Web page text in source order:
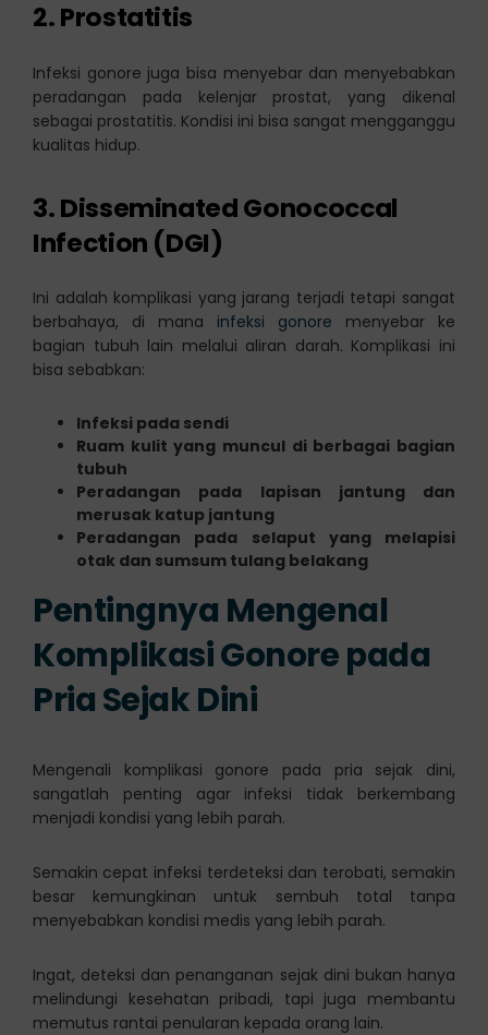
2. Prostatitis
Infeksi gonore juga bisa menyebar dan menyebabkan
peradangan pada kelenjar prostat, yang dikenal
sebagai prostatitis. Kondisi ini bisa sangat mengganggu
kualitas hidup.
3. Disseminated Gonococcal
Infection (DGI)
Ini adalah komplikasi yang jarang terjadi tetapi sangat
berbahaya, di mana infeksi gonore menyebar ke
bagian tubuh lain melalui aliran darah. Komplikasi ini
bisa sebabkan:
Infeksi pada sendi
Ruam kulit yang muncul di berbagai bagian
tubuh
Peradangan pada lapisan jantung dan
merusak katup jantung
Peradangan pada selaput yang melapisi
otak dan sumsum tulang belakang
Pentingnya Mengenal
Komplikasi Gonore pada
Pria Sejak Dini
Mengenali komplikasi gonore pada pria sejak dini,
sangatlah penting agar infeksi tidak berkembang
menjadi kondisi yang lebih parah.
Semakin cepat infeksi terdeteksi dan terobati, semakin
besar kemungkinan untuk sembuh total tanpa
menyebabkan kondisi medis yang lebih parah.
Ingat, deteksi dan penanganan sejak dini bukan hanya
melindungi kesehatan pribadi, tapi juga membantu
memutus rantai penularan kepada orang lain.